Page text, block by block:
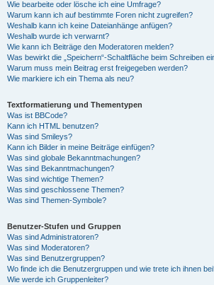
Wie bearbeite oder lösche ich eine Umfrage?
Warum kann ich auf bestimmte Foren nicht zugreifen?
Weshalb kann ich keine Dateianhänge anfügen?
Weshalb wurde ich verwarnt?
Wie kann ich Beiträge den Moderatoren melden?
Was bewirkt die „Speichern“-Schaltfläche beim Schreiben
Warum muss mein Beitrag erst freigegeben werden?
Wie markiere ich ein Thema als neu?
Textformatierung und Thementypen
Was ist BBCode?
Kann ich HTML benutzen?
Was sind Smileys?
Kann ich Bilder in meine Beiträge einfügen?
Was sind globale Bekanntmachungen?
Was sind Bekanntmachungen?
Was sind wichtige Themen?
Was sind geschlossene Themen?
Was sind Themen-Symbole?
Benutzer-Stufen und Gruppen
Was sind Administratoren?
Was sind Moderatoren?
Was sind Benutzergruppen?
Wo finde ich die Benutzergruppen und wie trete ich ihnen
Wie werde ich Gruppenleiter?